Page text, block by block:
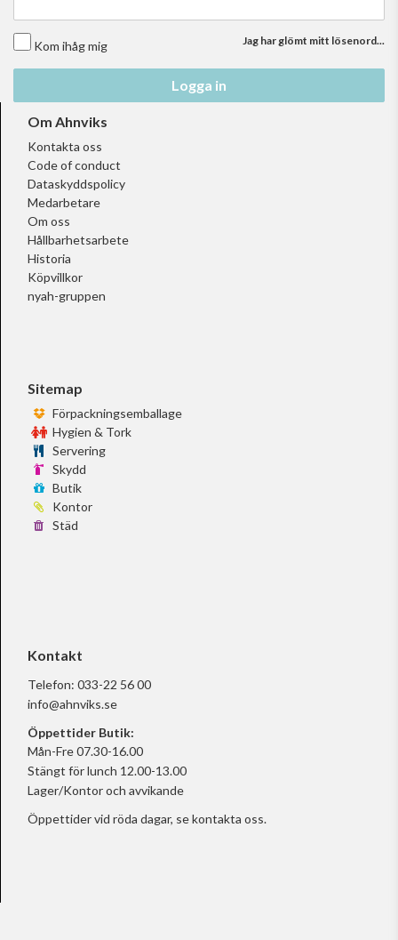
Kom ihåg mig Jag har glömt mitt lösenord...
Logga in
Om Ahnviks
Kontakta oss
Code of conduct
Dataskyddspolicy
Medarbetare
Om oss
Hållbarhetsarbete
Historia
Köpvillkor
nyah-gruppen
Sitemap
Förpackningsemballage
Hygien & Tork
Servering
Skydd
Butik
Kontor
Städ
Kontakt
Telefon: 033-22 56 00
info@ahnviks.se
Öppettider Butik:
Mån-Fre 07.30-16.00
Stängt för lunch 12.00-13.00
Lager/Kontor och avvikande
Öppettider vid röda dagar, sekontakta oss.